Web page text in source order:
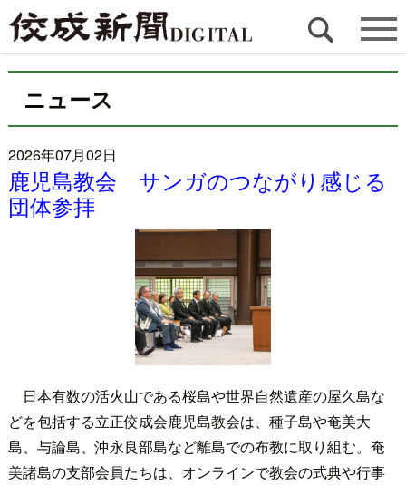
ニュース
2026年07月02日
鹿児島教会 サンガのつながり感じる
団体参拝
日本有数の活火山である桜島や世界自然遺産の屋久島な
どを包括する立正佼成会鹿児島教会は、種子島や奄美大
島、与論島、沖永良部島など離島での布教に取り組む。奄
美諸島の支部会員たちは、オンラインで教会の式典や行事